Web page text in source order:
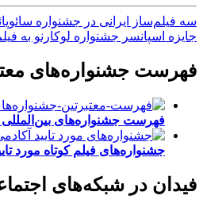
سه فیلم‌ساز ایرانی در جشنواره سائوپائولو
جایزه اسپانسر جشنواره لوکارنو به
فهرست جشنواره‌های
فهرست جشنواره‌های بین‌المللی
جشنواره‌های فیلم کوتاه مورد
فیدان در شبکه‌های